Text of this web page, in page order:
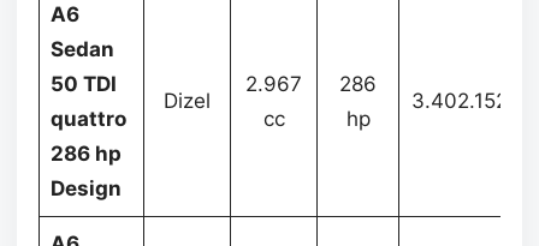
A6
Sedan
50 TDI
quattro
286 hp
Design
Dizel
2.967
cc
286
hp
3.402.152